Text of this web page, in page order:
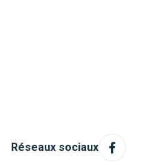
Réseaux sociaux